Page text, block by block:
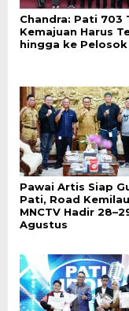
Chandra: Pati 703
Kemajuan Harus
hingga ke Pelosok
Pawai Artis Siap
Pati, Road Kemilau
MNCTV Hadir
Agustus